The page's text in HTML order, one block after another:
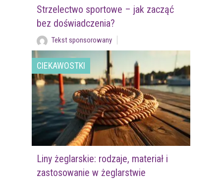
Strzelectwo sportowe – jak zacząć
bez doświadczenia?
Tekst sponsorowany
CIEKAWOSTKI
Liny żeglarskie: rodzaje, materiał i
zastosowanie w żeglarstwie